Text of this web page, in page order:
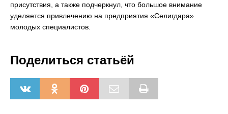
присутствия, а также подчеркнул, что большое внимание
уделяется привлечению на предприятия «Селигдара»
молодых специалистов.
Поделиться статьёй